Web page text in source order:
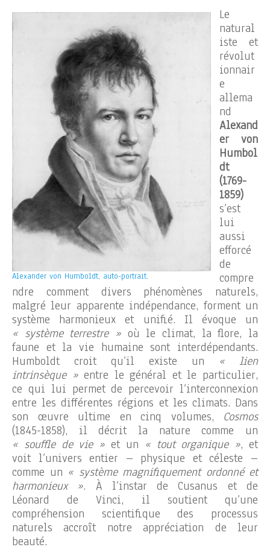
Alexander von Humboldt, auto-portrait.
Le
natural
iste et
révolut
ionnair
e
allema
nd
Alexand
er von
Humbol
dt
(1769-
1859)
s’est
lui
aussi
efforcé
de
compre
ndre comment divers phénomènes naturels,
malgré leur apparente indépendance, forment un
système harmonieux et unifié. Il évoque un
« système terrestre » où le climat, la flore, la
faune et la vie humaine sont interdépendants.
Humboldt croit qu’il existe un « lien
intrinsèque »entre le général et le particulier,
ce qui lui permet de percevoir l’interconnexion
entre les différentes régions et les climats. Dans
son œuvre ultime en cinq volumes, Cosmos
(1845-1858), il décrit la nature comme un
« souffle de vie » et un « tout organique », et
voit l’univers entier – physique et céleste –
comme un « système magnifiquement ordonné et
harmonieux ». À l’instar de Cusanus et de
Léonard de Vinci, il soutient qu’une
compréhension scientifique des processus
naturels accroît notre appréciation de leur
beauté.